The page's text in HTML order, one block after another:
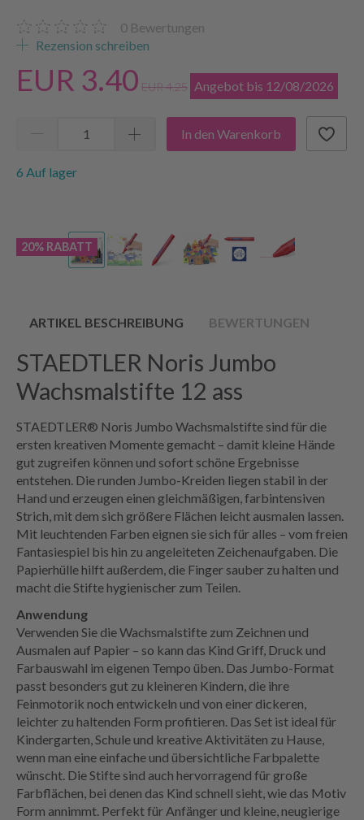
0 Bewertungen
Rezension schreiben
EUR 3.40 EUR 4.25 Angebot bis 12/08/2026
In den Warenkorb
6 Auf lager
20% RABATT
ARTIKEL BESCHREIBUNG BEWERTUNGEN
STAEDTLER Noris Jumbo
Wachsmalstifte 12 ass
STAEDTLER® Noris Jumbo Wachsmalstifte sind für die
ersten kreativen Momente gemacht – damit kleine Hände
gut zugreifen können und sofort schöne Ergebnisse
entstehen. Die runden Jumbo-Kreiden liegen stabil in der
Hand und erzeugen einen gleichmäßigen, farbintensiven
Strich, mit dem sich größere Flächen leicht ausmalen lassen.
Mit leuchtenden Farben eignen sie sich für alles – vom freien
Fantasiespiel bis hin zu angeleiteten Zeichenaufgaben. Die
Papierhülle hilft außerdem, die Finger sauber zu halten und
macht die Stifte hygienischer zum Teilen.
Anwendung
Verwenden Sie die Wachsmalstifte zum Zeichnen und
Ausmalen auf Papier – so kann das Kind Griff, Druck und
Farbauswahl im eigenen Tempo üben. Das Jumbo-Format
passt besonders gut zu kleineren Kindern, die ihre
Feinmotorik noch entwickeln und von einer dickeren,
leichter zu haltenden Form profitieren. Das Set ist ideal für
Kindergarten, Schule und kreative Aktivitäten zu Hause,
wenn man eine einfache und übersichtliche Farbpalette
wünscht. Die Stifte sind auch hervorragend für große
Farbflächen, bei denen das Kind schnell sieht, wie das Motiv
Form annimmt. Perfekt für Anfänger und kleine, neugierige